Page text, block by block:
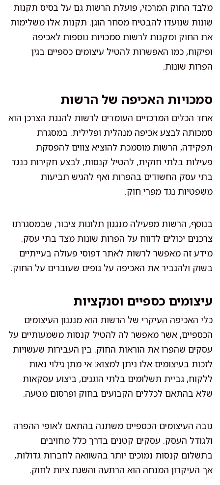
מלבד החוק המרכזי, פועלת הרשות גם על בסיס תקנות
שונות שנועדו להבטיח מסחר הוגן. תקנות אלו משלימות
את החוק ומקנות לרשות סמכויות נוספות לאכיפה
ופיקוח, כמו האפשרות להטיל עיצומים כספיים בגין
הפרות שונות.
סמכויות האכיפה של הרשות
אחד הכלים המרכזיים העומדים לרשות להגנת הצרכן הוא
סמכותה לבצע אכיפה מנהלית ופלילית. במסגרת
תפקידה, הרשות מוסמכת להוציא צווים להפסקת
פעילות בלתי חוקית, להטיל קנסות, לבצע חקירות כנגד
בתי עסק החשודים בהפרות ואף להגיש תביעות
משפטיות נגד מפרי חוק.
בנוסף, הרשות מפעילה מנגנון תלונות ציבור, שבמסגרתו
צרכנים יכולים לדווח על הפרות שונות מצד בתי עסק.
מידע זה מאפשר לרשות לאתר דפוסי פעולה בעייתיים
בשוק ולהגביר את האכיפה על גופים שעוברים על החוק.
עיצומים כספיים וסנקציות
כלי האכיפה העיקרי של הרשות הוא מנגנון העיצומים
הכספיים, אשר מאפשר לה להטיל קנסות משמעותיים על
עסקים שהפרו את הוראות החוק. בין העבירות שעשויות
לזכות בעיצומים אלו ניתן למצוא: אי מתן גילוי נאות
ללקוח, גביית תשלומים בלתי הוגנים, ביצוע עסקאות
שלא בהתאם לכללים הקבועים בחוק ופרסום מטעה.
גובה העיצומים הכספיים משתנה בהתאם לאופי ההפרה
ולגודל העסק. עסקים קטנים בדרך כלל מחויבים
בתשלום קנסות נמוכים יותר בהשוואה לחברות גדולות,
אך העיקרון המנחה הוא הרתעה והשגת ציות לחוק.